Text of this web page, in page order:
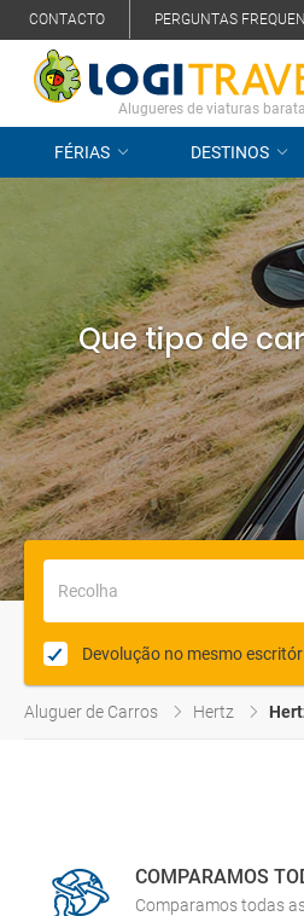
CONTACTO PERGUNTAS
Alugueres de viaturas
FÉRIAS DESTINOS
Que tipo de
Recolha
Devolução no mesmo
Aluguer de Carros Hertz
COMPARAMOS
Comparamos todas